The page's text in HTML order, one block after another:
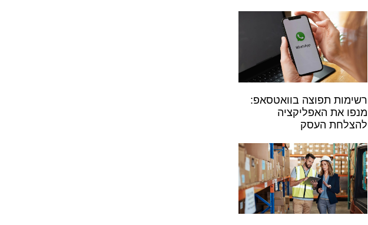
רשימות תפוצה בוואטסאפ:
מנפו את האפליקציה
להצלחת העסק